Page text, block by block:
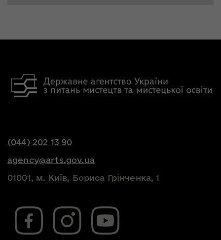
(044) 202 13 90
agency@arts.gov.ua
01001, м. Київ, Бориса Грінченка, 1